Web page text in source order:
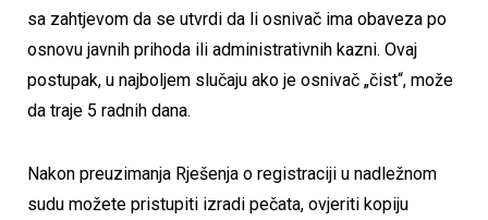
sa zahtjevom da se utvrdi da li osnivač ima obaveza po
osnovu javnih prihoda ili administrativnih kazni. Ovaj
postupak, u najboljem slučaju ako je osnivač „čist“, može
da traje 5 radnih dana.
Nakon preuzimanja Rješenja o registraciji u nadležnom
sudu možete pristupiti izradi pečata, ovjeriti kopiju